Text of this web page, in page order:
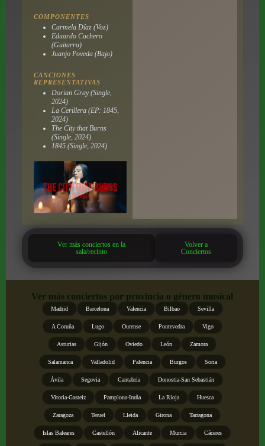
COMPONENTES
Carmela Díaz (Voz)
Eduardo Cachero
(Guitarra)
Juanjo Poveda (Bajo)
CANCIONES
REPRESENTATIVAS
Dorian Gray (Single,
2024)
La Cerillera (EP: 1845,
2024)
The City that Burns
(Single, 2024)
1845 (Single, 2024)
Ver más conciertos en la
sala/recinto
Volver a
Conciertos
Ver más conciertos por provincia o género musical
Madrid Barcelona Valencia Bilbao Sevilla
A Coruña Lugo Ourense Pontevedra Vigo
Asturias Gijón Oviedo León Zamora
Salamanca Valladolid Palencia Burgos Soria
Ávila Segovia Cantabria Donostia-San Sebastián
Vitoria-Gasteiz Pamplona-Iruña La Rioja Huesca
Zaragoza Teruel Lleida Girona Tarragona
Islas Baleares Castellón Alicante Murcia Cáceres